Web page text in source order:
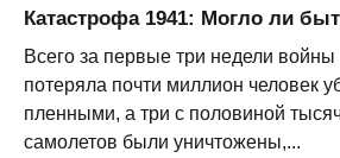
Катастрофа 1941: Могло ли
Всего за первые три недели
потеряла почти миллион человек
пленными, а три с половиной
самолетов были уничтожены,...